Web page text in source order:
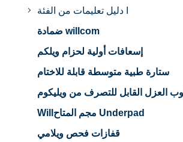
دليل تعليمات من الفئة I
ضمادة willcom
إسعافات أولية لحزام ويلكم
ستارة طبية متوسطة قابلة للاختام
Willمجم المتاح Underpad
قفازات فحص ويلامي